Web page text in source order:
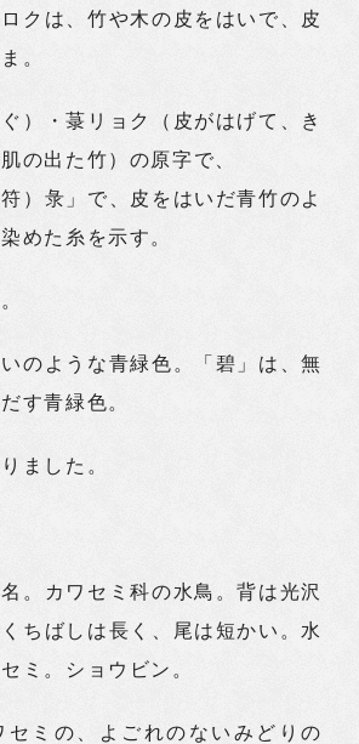
クは、竹や木の皮をはいで、皮
。
）・菉リョク（皮がはげて、き
の出た竹）の原字で、
）彔」で、皮をはいだ青竹のよ
めた糸を示す。
いのような青緑色。「碧」は、無
す青緑色。
ました。
。カワセミ科の水鳥。背は光沢
ちばしは長く、尾は短かい。水
ミ。ショウビン。
ミの、よごれのないみどりの